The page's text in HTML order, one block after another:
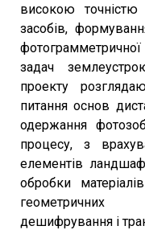
високою
засобів,
задач
проекту
питання основ
одержання
процесу, з
елементів
обробки
геометричних
дешифрування і